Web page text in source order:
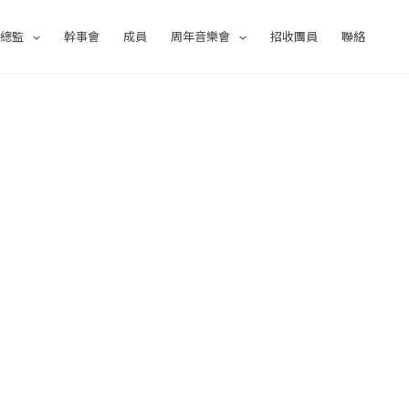
監 幹事會 成員 周年音樂會 招收團員 聯絡